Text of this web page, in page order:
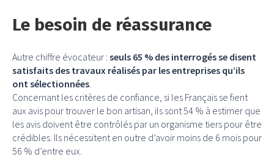
Le besoin de réassurance
Autre chiffre évocateur : seuls 65 % des interrogés se disent
satisfaits des travaux réalisés par les entreprises qu’ils
ont sélectionnées
Concernant les critères de confiance, si les Français se fient
aux avis pour trouver le bon artisan, ils sont 54 % à estimer que
les avis doivent être contrôlés par un organisme tiers pour être
crédibles. Ils nécessitent en outre d’avoir moins de 6 mois pour
56 % d’entre eux.